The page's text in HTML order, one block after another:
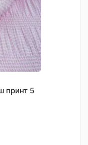
принт 5